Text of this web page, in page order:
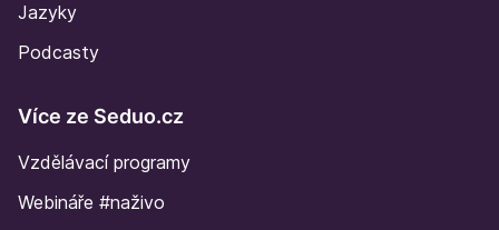
Jazyky
Podcasty
Více ze Seduo.cz
Vzdělávací programy
Webináře #naživo